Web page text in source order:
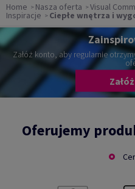
Home Nasza oferta Visual
Inspiracje Ciepłe wnętrza i
Załóż konto, aby regularnie
Oferujemy